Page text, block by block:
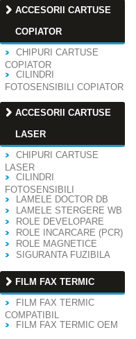
ACCESORII CARTUSE
COPIATOR
CHIPURI CARTUSE
COPIATOR
CILINDRI
FOTOSENSIBILI COPIATOR
ACCESORII CARTUSE
LASER
CHIPURI CARTUSE
LASER
CILINDRI
FOTOSENSIBILI
LAMELE DOCTOR DB
LAMELE STERGERE WB
ROLE DEVELOPARE
ROLE INCARCARE (PCR)
ROLE MAGNETICE
SIGURANTA FUZIBILA
FILM FAX TERMIC
FILM FAX TERMIC
COMPATIBIL
FILM FAX TERMIC OEM